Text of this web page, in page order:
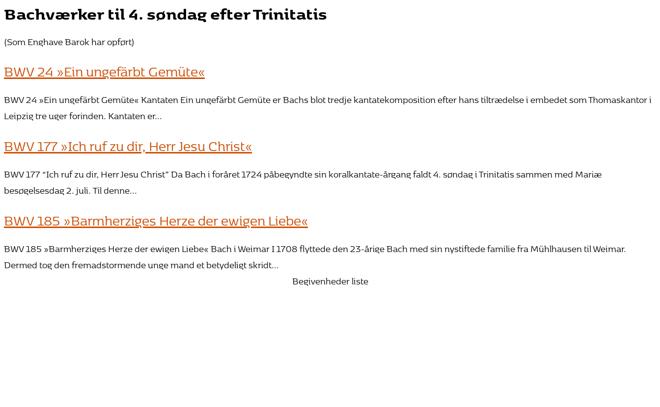
Bachværker til 4. søndag efter Trinitatis
(Som Enghave Barok har opført)
BWV 24 »Ein ungefärbt Gemüte«
BWV 24 »Ein ungefärbt Gemüte« Kantaten Ein ungefärbt Gemüte er Bachs blot tredje kantatekomposition efter hans tiltrædelse i embedet som Thomaskantor i
Leipzig tre uger forinden. Kantaten er...
BWV 177 »Ich ruf zu dir, Herr Jesu Christ«
BWV 177 “Ich ruf zu dir, Herr Jesu Christ” Da Bach i foråret 1724 påbegyndte sin koralkantate-årgang faldt 4. søndag i Trinitatis sammen med Mariæ
besøgelsesdag 2. juli. Til denne...
BWV 185 »Barmherziges Herze der ewigen Liebe«
BWV 185 »Barmherziges Herze der ewigen Liebe« Bach i Weimar I 1708 flyttede den 23-årige Bach med sin nystiftede familie fra Mühlhausen til Weimar.
Dermed tog den fremadstormende unge mand et betydeligt skridt...
Begivenheder liste